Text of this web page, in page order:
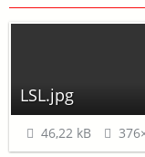
LSL.jpg
46,22 kB